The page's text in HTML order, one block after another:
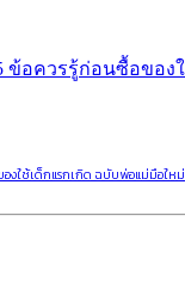
องใช้เด็กแรกเกิด ฉบับพ่อแม่มือใหม่